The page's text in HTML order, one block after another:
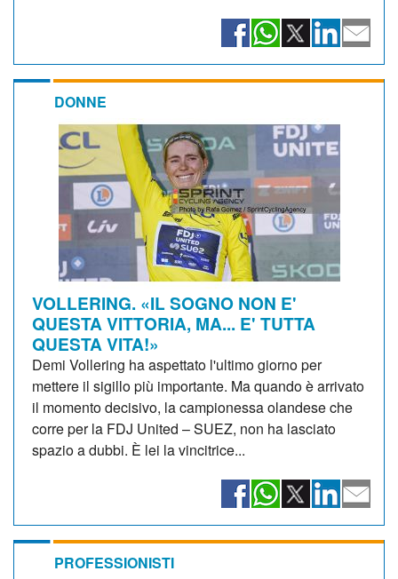
DONNE
VOLLERING. «IL SOGNO NON E'
QUESTA VITTORIA, MA... E' TUTTA
QUESTA VITA!»
Demi Vollering ha aspettato l'ultimo giorno per
mettere il sigillo più importante. Ma quando è arrivato
il momento decisivo, la campionessa olandese che
corre per la FDJ United – SUEZ, non ha lasciato
spazio a dubbi. È lei la vincitrice...
PROFESSIONISTI